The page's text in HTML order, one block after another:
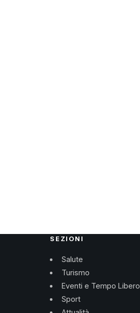
SEZIONI
Salute
Turismo
Eventi e Tempo Libero
Sport